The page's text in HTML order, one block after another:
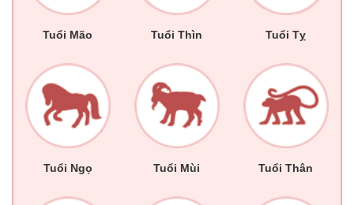
Tuổi Mão Tuổi Thìn Tuổi Tỵ
Tuổi Ngọ Tuổi Mùi Tuổi Thân